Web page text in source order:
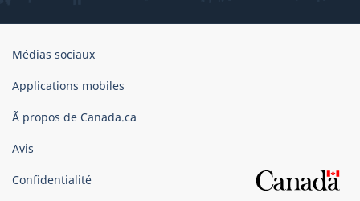
Organisation
gouvernement
Canada
Médias sociaux
Applications mobiles
Ã propos de Canada.ca
Avis
Confidentialité